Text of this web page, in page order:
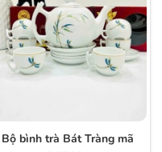
Bộ bình trà Bát Tràng mã